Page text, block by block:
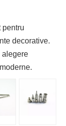
pentru
decorative.
alegere